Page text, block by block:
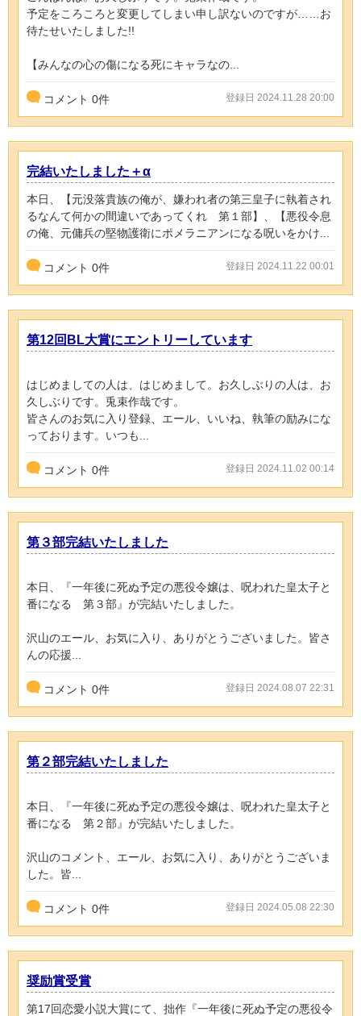
予定をころころと変更してしまい申し訳ないのですが……お
待たせいたしました!!
【みんなの心の傷になる死にキャラなの...
コメント 0件 登録日 2024.11.28 20:00
完結いたしました＋α
本日、【元没落貴族の俺が、嫌われ者の第三皇子に執着され
るなんて何かの間違いであってくれ 第１部】、【悪役令息
の俺、元傭兵の堅物護衛にポメラニアンになる呪いをかけ...
コメント 0件 登録日 2024.11.22 00:01
第12回BL大賞にエントリーしています
はじめましての人は、はじめまして。お久しぶりの人は、お
久しぶりです。兎束作哉です。
皆さんのお気に入り登録、エール、いいね、執筆の励みにな
っております。いつも...
コメント 0件 登録日 2024.11.02 00:14
第３部完結いたしました
本日、『一年後に死ぬ予定の悪役令嬢は、呪われた皇太子と
番になる 第３部』が完結いたしました。
沢山のエール、お気に入り、ありがとうございました。皆さ
んの応援...
コメント 0件 登録日 2024.08.07 22:31
第２部完結いたしました
本日、『一年後に死ぬ予定の悪役令嬢は、呪われた皇太子と
番になる 第２部』が完結いたしました。
沢山のコメント、エール、お気に入り、ありがとうございま
した。皆...
コメント 0件 登録日 2024.05.08 22:30
奨励賞受賞
第17回恋愛小説大賞にて、拙作『一年後に死ぬ予定の悪役令